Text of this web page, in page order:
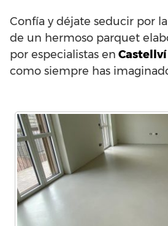
Confía y déjate seducir por
de un hermoso parquet
por especialistas en Castellví
como siempre has